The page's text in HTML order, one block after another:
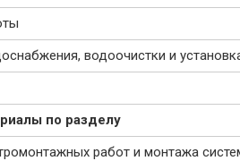
водоочистки и
по разделу
работ и монтажа